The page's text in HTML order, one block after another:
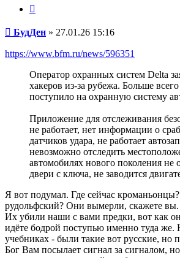
Сообщение
БудДен » 27.01.26 15:16
https://www.bfm.ru/news/596351
Оператор охранных систем Delta
хакеров из-за рубежа. Больше
поступило на охранную систему
Приложение для отслеживания
не работает, нет информации о
датчиков удара, не работает
невозможно отследить
автомобилях нового поколения не
двери с ключа, не заводится
Я вот подумал. Где сейчас
рудольфский? Они вымерли, скажете
Их убили наши с вами предки, вот как
идёте бодрой поступью именно туда же.
учебниках - были такие вот русские, но
Бог Вам посылает сигнал за сигналом,